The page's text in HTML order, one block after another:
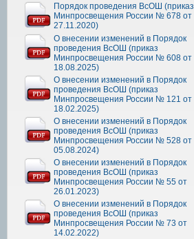
Порядок проведения ВсОШ (приказ
Минпросвещения России № 678 от
27.11.2020)
О внесении изменений в Порядок
проведения ВсОШ (приказ
Минпросвещения России № 608 от
18.08.2025)
О внесении изменений в Порядок
проведения ВсОШ (приказ
Минпросвещения России № 121 от
18.02.2025)
О внесении изменений в Порядок
проведения ВсОШ (приказ
Минпросвещения России № 528 от
05.08.2024)
О внесении изменений в Порядок
проведения ВсОШ (приказ
Минпросвещения России № 55 от
26.01.2023)
О внесении изменений в Порядок
проведения ВсОШ (приказ
Минпросвещения России № 73 от
14.02.2022)